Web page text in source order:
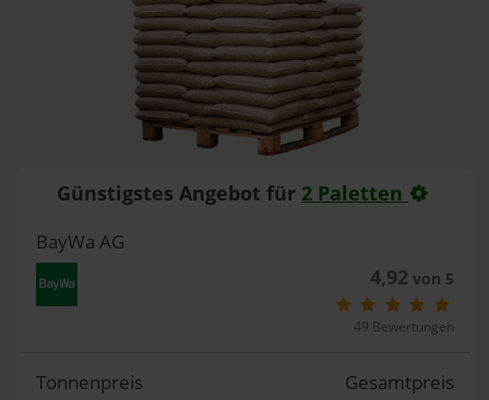
Günstigstes Angebot für 2 Paletten
BayWa AG
4,92von 5
49 Bewertungen
Tonnenpreis Gesamtpreis